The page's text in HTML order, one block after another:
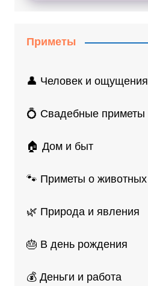
Приметы
👤 Человек и ощущения
💍 Свадебные приметы
🏠 Дом и быт
🐾 Приметы о животных
🌿 Природа и явления
🎂 В день рождения
💰 Деньги и работа